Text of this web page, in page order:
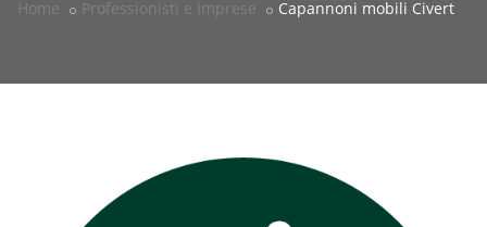
Home Professionisti e Imprese Capannoni mobili Civert